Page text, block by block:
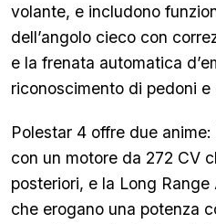
volante, e includono
dell’angolo cieco con
e la frenata automatica
riconoscimento di pedoni e
Polestar 4 offre due
con un motore da 272 CV
posteriori, e la Long
che erogano una potenza